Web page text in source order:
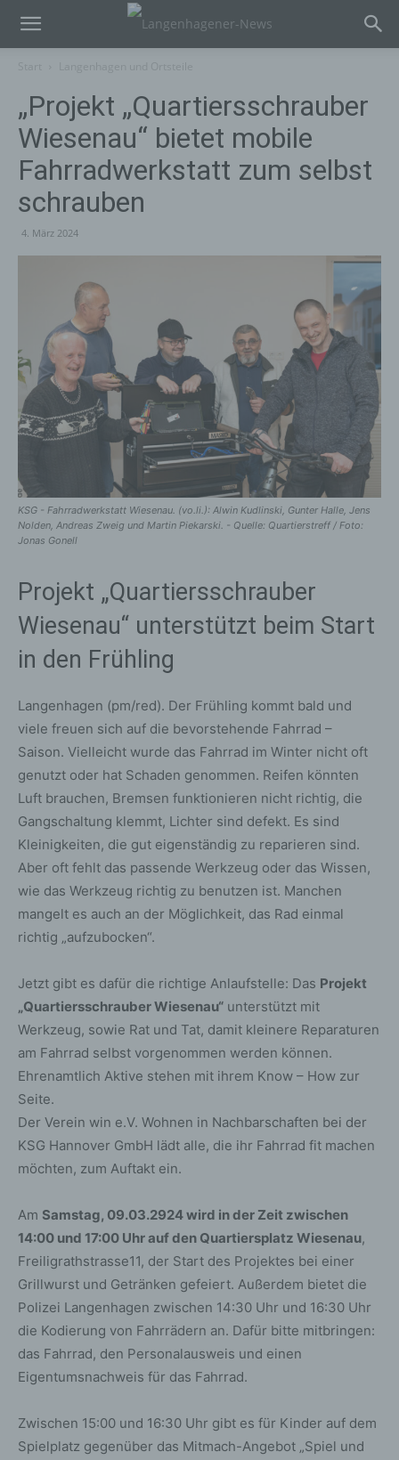
„Projekt „Quartiersschrauber
Wiesenau“ bietet mobile
Fahrradwerkstatt zum selbst
schrauben
4. März 2024
KSG - Fahrradwerkstatt Wiesenau. (vo.li.): Alwin Kudlinski, Gunter Halle, Jens
Nolden, Andreas Zweig und Martin Piekarski. - Quelle: Quartierstreff / Foto:
Jonas Gonell
Projekt „Quartiersschrauber
Wiesenau“ unterstützt beim Start
in den Frühling
Langenhagen (pm/red). Der Frühling kommt bald und
viele freuen sich auf die bevorstehende Fahrrad –
Saison. Vielleicht wurde das Fahrrad im Winter nicht oft
genutzt oder hat Schaden genommen. Reifen könnten
Luft brauchen, Bremsen funktionieren nicht richtig, die
Gangschaltung klemmt, Lichter sind defekt. Es sind
Kleinigkeiten, die gut eigenständig zu reparieren sind.
Aber oft fehlt das passende Werkzeug oder das Wissen,
wie das Werkzeug richtig zu benutzen ist. Manchen
mangelt es auch an der Möglichkeit, das Rad einmal
richtig „aufzubocken“.
Jetzt gibt es dafür die richtige Anlaufstelle: Das Projekt
„Quartiersschrauber Wiesenau“ unterstützt mit
Werkzeug, sowie Rat und Tat, damit kleinere Reparaturen
am Fahrrad selbst vorgenommen werden können.
Ehrenamtlich Aktive stehen mit ihrem Know – How zur
Seite.
Der Verein win e.V. Wohnen in Nachbarschaften bei der
KSG Hannover GmbH lädt alle, die ihr Fahrrad fit machen
möchten, zum Auftakt ein.
Am Samstag, 09.03.2924 wird in der Zeit zwischen
14:00 und 17:00 Uhr auf den Quartiersplatz Wiesenau,
Freiligrathstrasse11, der Start des Projektes bei einer
Grillwurst und Getränken gefeiert. Außerdem bietet die
Polizei Langenhagen zwischen 14:30 Uhr und 16:30 Uhr
die Kodierung von Fahrrädern an. Dafür bitte mitbringen:
das Fahrrad, den Personalausweis und einen
Eigentumsnachweis für das Fahrrad.
Zwischen 15:00 und 16:30 Uhr gibt es für Kinder auf dem
Spielplatz gegenüber das Mitmach-Angebot „Spiel und